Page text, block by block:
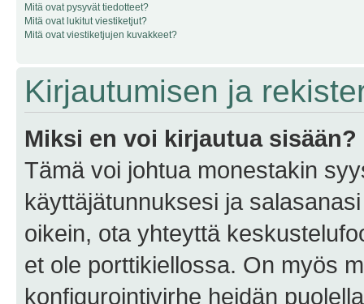
Mitä ovat pysyvät tiedotteet?
Mitä ovat lukitut viestiketjut?
Mitä ovat viestiketjujen kuvakkeet?
Kirjautumisen ja
Miksi en voi kirjautua sisään?
Tämä voi johtua monestakin
käyttäjätunnuksesi ja
oikein, ota yhteyttä
et ole porttikiellossa. On myös
konfigurointivirhe heidän